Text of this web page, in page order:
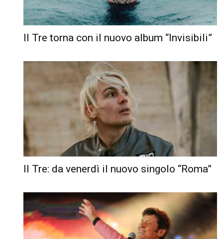
Il Tre torna con il nuovo album “Invisibili”
Il Tre: da venerdì il nuovo singolo “Roma”